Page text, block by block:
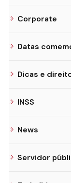
Corporate
Datas
Dicas e
INSS
News
Servidor